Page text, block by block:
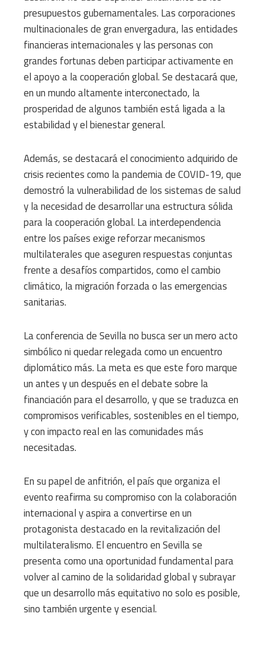
presupuestos gubernamentales. Las corporaciones
multinacionales de gran envergadura, las entidades
financieras internacionales y las personas con
grandes fortunas deben participar activamente en
el apoyo a la cooperación global. Se destacará que,
en un mundo altamente interconectado, la
prosperidad de algunos también está ligada a la
estabilidad y el bienestar general.
Además, se destacará el conocimiento adquirido de
crisis recientes como la pandemia de COVID-19, que
demostró la vulnerabilidad de los sistemas de salud
y la necesidad de desarrollar una estructura sólida
para la cooperación global. La interdependencia
entre los países exige reforzar mecanismos
multilaterales que aseguren respuestas conjuntas
frente a desafíos compartidos, como el cambio
climático, la migración forzada o las emergencias
sanitarias.
La conferencia de Sevilla no busca ser un mero acto
simbólico ni quedar relegada como un encuentro
diplomático más. La meta es que este foro marque
un antes y un después en el debate sobre la
financiación para el desarrollo, y que se traduzca en
compromisos verificables, sostenibles en el tiempo,
y con impacto real en las comunidades más
necesitadas.
En su papel de anfitrión, el país que organiza el
evento reafirma su compromiso con la colaboración
internacional y aspira a convertirse en un
protagonista destacado en la revitalización del
multilateralismo. El encuentro en Sevilla se
presenta como una oportunidad fundamental para
volver al camino de la solidaridad global y subrayar
que un desarrollo más equitativo no solo es posible,
sino también urgente y esencial.